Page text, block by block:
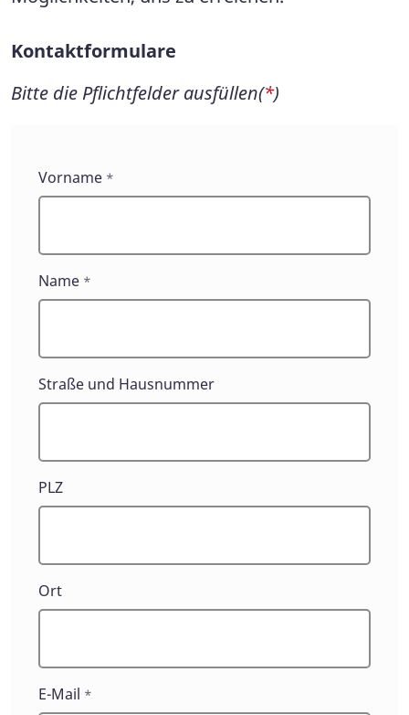
Kontaktformulare
Bitte die Pflichtfelder ausfüllen(*)
Kontaktformulare
Vorname *
Name *
Straße und Hausnummer
PLZ
Ort
E-Mail *